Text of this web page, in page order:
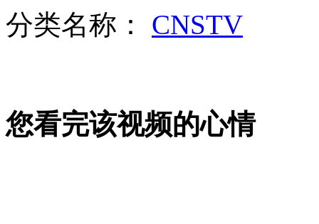
消防员救轻生者 花炮节热闹非凡 减压"枕头大战"
分类名称： CNSTV
您看完该视频的心情